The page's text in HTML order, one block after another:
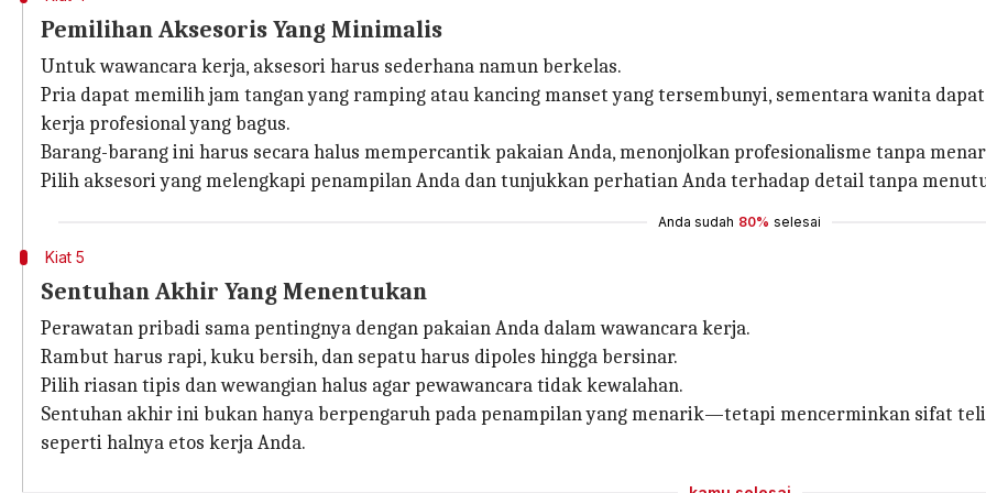
Pemilihan Aksesoris Yang Minimalis
Untuk wawancara kerja, aksesori harus sederhana namun berkelas.
Pria dapat memilih jam tangan yang ramping atau kancing manset yang tersembunyi, sementara wanita
kerja profesional yang bagus.
Barang-barang ini harus secara halus mempercantik pakaian Anda, menonjolkan profesionalisme tanpa
Pilih aksesori yang melengkapi penampilan Anda dan tunjukkan perhatian Anda terhadap detail tanpa
Anda sudah 80% selesai
Kiat 5
Sentuhan Akhir Yang Menentukan
Perawatan pribadi sama pentingnya dengan pakaian Anda dalam wawancara kerja.
Rambut harus rapi, kuku bersih, dan sepatu harus dipoles hingga bersinar.
Pilih riasan tipis dan wewangian halus agar pewawancara tidak kewalahan.
Sentuhan akhir ini bukan hanya berpengaruh pada penampilan yang menarik—tetapi mencerminkan sifat
seperti halnya etos kerja Anda.